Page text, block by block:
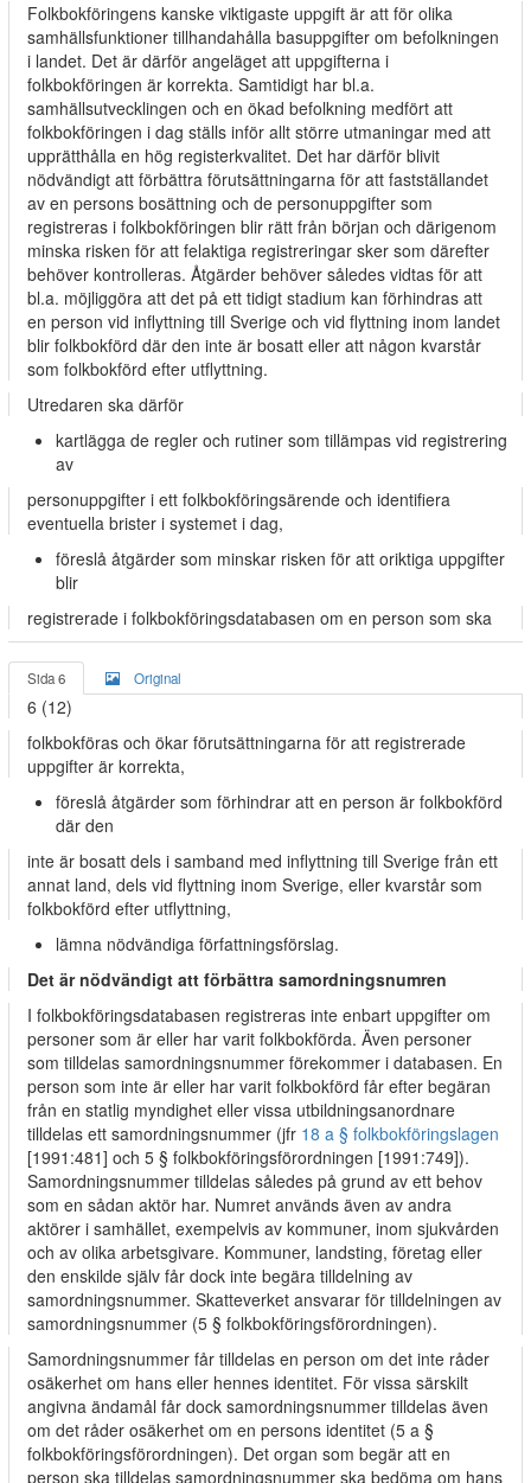
Folkbokföringens kanske viktigaste uppgift är att för olika
samhällsfunktioner tillhandahålla basuppgifter om befolkningen
i landet. Det är därför angeläget att uppgifterna i
folkbokföringen är korrekta. Samtidigt har bl.a.
samhällsutvecklingen och en ökad befolkning medfört att
folkbokföringen i dag ställs inför allt större utmaningar med att
upprätthålla en hög registerkvalitet. Det har därför blivit
nödvändigt att förbättra förutsättningarna för att fastställandet
av en persons bosättning och de personuppgifter som
registreras i folkbokföringen blir rätt från början och därigenom
minska risken för att felaktiga registreringar sker som därefter
behöver kontrolleras. Åtgärder behöver således vidtas för att
bl.a. möjliggöra att det på ett tidigt stadium kan förhindras att
en person vid inflyttning till Sverige och vid flyttning inom landet
blir folkbokförd där den inte är bosatt eller att någon kvarstår
som folkbokförd efter utflyttning.
Utredaren ska därför
kartlägga de regler och rutiner som tillämpas vid registrering
av
personuppgifter i ett folkbokföringsärende och identifiera
eventuella brister i systemet i dag,
föreslå åtgärder som minskar risken för att oriktiga uppgifter
blir
registrerade i folkbokföringsdatabasen om en person som ska
Sida 6 Original
6 (12)
folkbokföras och ökar förutsättningarna för att registrerade
uppgifter är korrekta,
föreslå åtgärder som förhindrar att en person är folkbokförd
där den
inte är bosatt dels i samband med inflyttning till Sverige från ett
annat land, dels vid flyttning inom Sverige, eller kvarstår som
folkbokförd efter utflyttning,
lämna nödvändiga författningsförslag.
Det är nödvändigt att förbättra samordningsnumren
I folkbokföringsdatabasen registreras inte enbart uppgifter om
personer som är eller har varit folkbokförda. Även personer
som tilldelas samordningsnummer förekommer i databasen. En
person som inte är eller har varit folkbokförd får efter begäran
från en statlig myndighet eller vissa utbildningsanordnare
tilldelas ett samordningsnummer (jfr 18 a § folkbokföringslagen
[1991:481] och 5 § folkbokföringsförordningen [1991:749]).
Samordningsnummer tilldelas således på grund av ett behov
som en sådan aktör har. Numret används även av andra
aktörer i samhället, exempelvis av kommuner, inom sjukvården
och av olika arbetsgivare. Kommuner, landsting, företag eller
den enskilde själv får dock inte begära tilldelning av
samordningsnummer. Skatteverket ansvarar för tilldelningen av
samordningsnummer (5 § folkbokföringsförordningen).
Samordningsnummer får tilldelas en person om det inte råder
osäkerhet om hans eller hennes identitet. För vissa särskilt
angivna ändamål får dock samordningsnummer tilldelas även
om det råder osäkerhet om en persons identitet (5 a §
folkbokföringsförordningen). Det organ som begär att en
person ska tilldelas samordningsnummer ska bedöma om hans